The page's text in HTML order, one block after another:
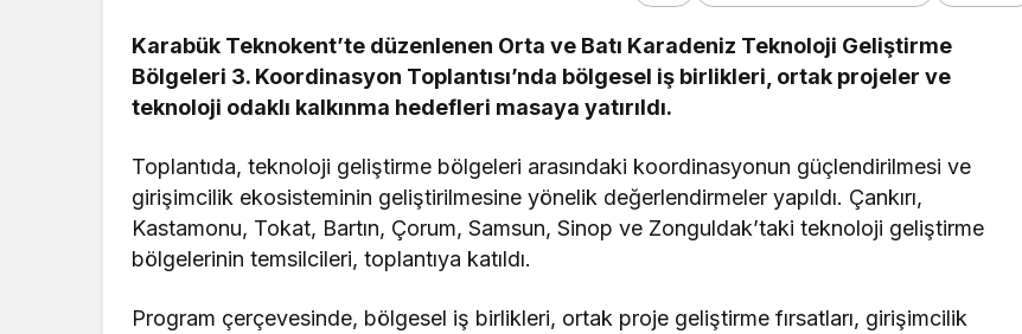
Karabük Teknokent’te düzenlenen Orta ve Batı Karadeniz Teknoloji Geliştirme
Bölgeleri 3. Koordinasyon Toplantısı’nda bölgesel iş birlikleri, ortak projeler ve
teknoloji odaklı kalkınma hedefleri masaya yatırıldı.
Toplantıda, teknoloji geliştirme bölgeleri arasındaki koordinasyonun güçlendirilmesi ve
girişimcilik ekosisteminin geliştirilmesine yönelik değerlendirmeler yapıldı. Çankırı,
Kastamonu, Tokat, Bartın, Çorum, Samsun, Sinop ve Zonguldak’taki teknoloji geliştirme
bölgelerinin temsilcileri, toplantıya katıldı.
Program çerçevesinde, bölgesel iş birlikleri, ortak proje geliştirme fırsatları, girişimcilik